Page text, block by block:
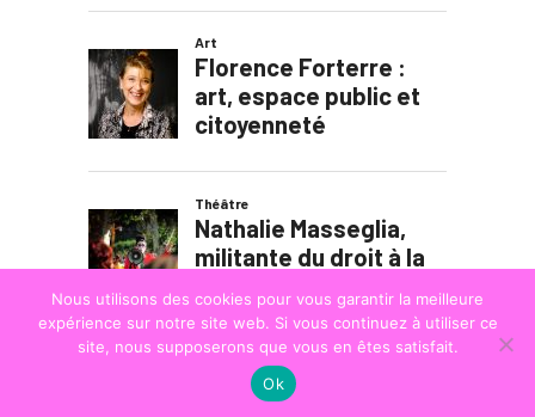
© COPYRIGHTLA STRADA
Nous utilisons des cookies pour vous garantir la meilleure
expérience sur notre site web. Si vous continuez à utiliser ce
site, nous supposerons que vous en êtes satisfait.
Ok